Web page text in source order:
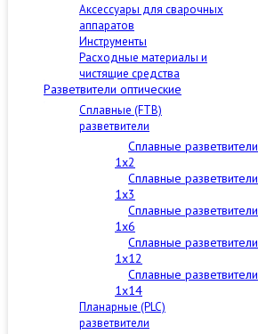
Аксессуары для сварочных
аппаратов
Инструменты
Расходные материалы и
чистящие средства
Разветвители оптические
Сплавные (FTB)
разветвители
Сплавные разветвители
1x2
Сплавные разветвители
1x3
Сплавные разветвители
1x6
Сплавные разветвители
1x12
Сплавные разветвители
1x14
Планарные (PLC)
разветвители